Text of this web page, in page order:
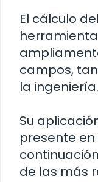
El cálculo
campos,
la ingeniería.
Su
presente
de las más